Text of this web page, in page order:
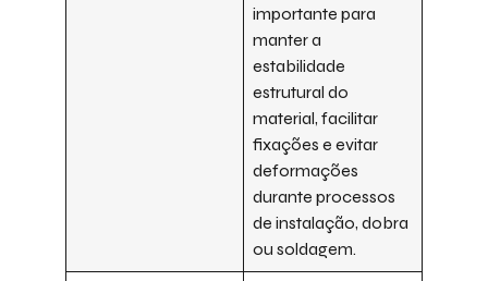
importante para
manter a
estabilidade
estrutural do
material, facilitar
fixações e evitar
deformações
durante processos
de instalação, dobra
ou soldagem.